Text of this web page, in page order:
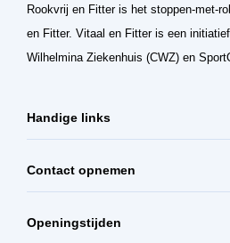
Rookvrij en Fitter is het stoppen-met-
en Fitter. Vitaal en Fitter is een
Wilhelmina Ziekenhuis (CWZ) en
Handige links
Contact opnemen
Openingstijden